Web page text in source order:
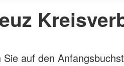
Sie auf den